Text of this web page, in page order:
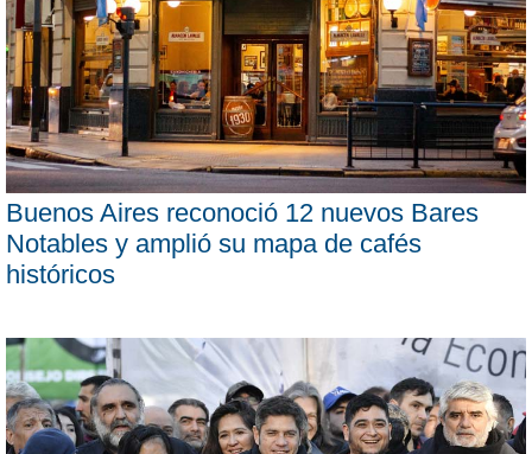
Buenos Aires reconoció 12 nuevos Bares
Notables y amplió su mapa de cafés
históricos